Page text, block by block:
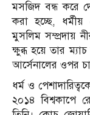
মসজিদ বন্ধ করে
করা হচ্ছে,
মুসলিম সম্প্রদায়
ক্ষুব্ধ হয়ে তার
আর্সেনালের ওপর
ধর্ম ও
২০১৪ বিশ্বকাপে